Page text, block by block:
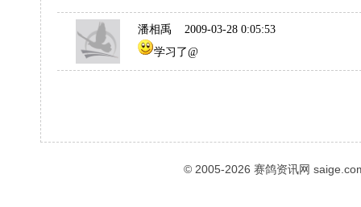
潘相禹 2009-03-28 0:05:53
学习了@
© 2005-2026 赛鸽资讯网